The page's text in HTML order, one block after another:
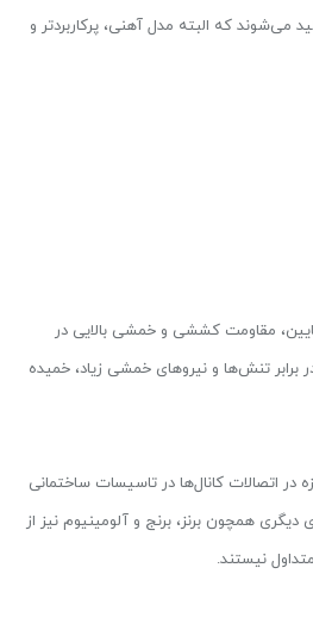
که البته مدل آهنی، پرکاربردتر و
مقاومت کششی و خمشی بالایی در
در برابر تنش‌ها و نیروهای خمشی زیاد، خمیده
در اتصالات کانال‌ها در تاسیسات ساختمانی
همچون برنز، برنج و آلومینیوم نیز از
نیستند.